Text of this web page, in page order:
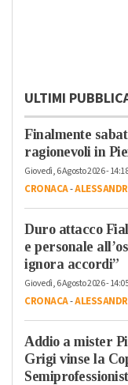
ULTIMI
Finalmente
ragionevoli in
Giovedì, 6 Agosto 2026 - 14:18
CRONACA-
Duro attacco
e personale
ignora accordi”
Giovedì, 6 Agosto 2026 - 14:05
CRONACA-
Addio a mister
Grigi vinse la